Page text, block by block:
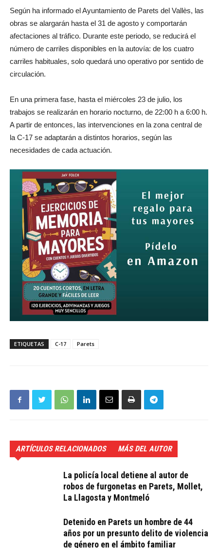
Según ha informado el Ayuntamiento de Parets del Vallès, las
obras se alargarán hasta el 31 de agosto y comportarán
afectaciones al tráfico. Durante este periodo, se reducirá el
número de carriles disponibles en la autovía: de los cuatro
carriles habituales, solo quedará uno operativo por sentido de
circulación.
En una primera fase, hasta el miércoles 23 de julio, los
trabajos se realizarán en horario nocturno, de 22:00 h a 6:00 h.
A partir de entonces, las intervenciones en la zona central de
la C-17 se adaptarán a distintos horarios, según las
necesidades de cada actuación.
ETIQUETAS C-17 Parets
ARTÍCULOS RELACIONADOS MÁS DEL AUTOR
La policía local detiene al autor de
robos de furgonetas en Parets, Mollet,
La Llagosta y Montmeló
Detenido en Parets un hombre de 44
años por un presunto delito de violencia
de género en el ámbito familiar